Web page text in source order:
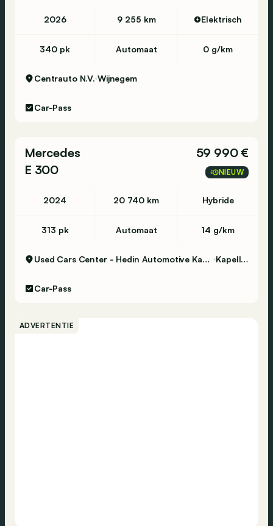
2026 9 255 km Elektrisch
340 pk Automaat 0 g/km
Centrauto N.V. Wijnegem
Car-Pass
Mercedes
E 300
59 990 €
NIEUW
2024 20 740 km Hybride
313 pk Automaat 14 g/km
Used Cars Center - Hedin Automotive Kapellen Kapellen
Car-Pass
ADVERTENTIE